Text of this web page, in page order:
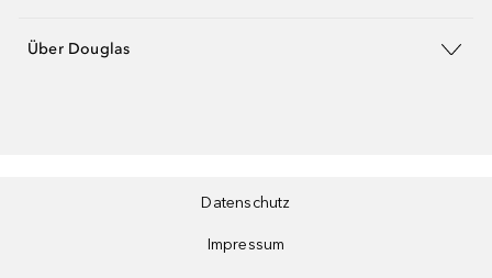
Über Douglas
Datenschutz
Impressum